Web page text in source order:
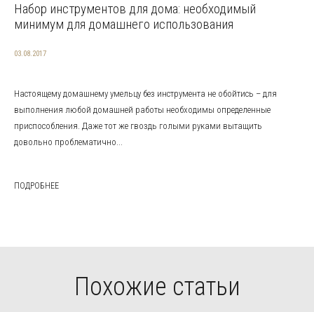
Набор инструментов для дома: необходимый
минимум для домашнего использования
03.08.2017
Настоящему домашнему умельцу без инструмента не обойтись – для
выполнения любой домашней работы необходимы определенные
приспособления. Даже тот же гвоздь голыми руками вытащить
довольно проблематично...
ПОДРОБНЕЕ
Похожие статьи